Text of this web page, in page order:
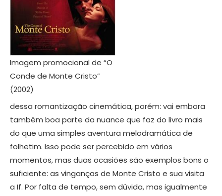
Imagem promocional de “O
Conde de Monte Cristo”
(2002)
dessa romantização cinemática, porém: vai embora
também boa parte da nuance que faz do livro mais
do que uma simples aventura melodramática de
folhetim. Isso pode ser percebido em vários
momentos, mas duas ocasiões são exemplos bons o
suficiente: as vinganças de Monte Cristo e sua visita
a If. Por falta de tempo, sem dúvida, mas igualmente